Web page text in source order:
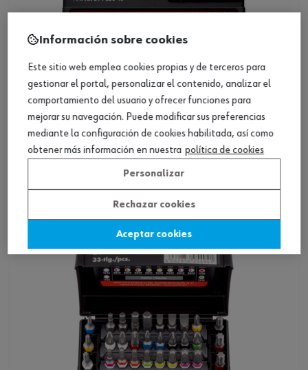
Caja puntas C 6.3 (1/4) 11 pzas., adapt.
puntas
Información sobre cookies
Este sitio web emplea cookies propias y de terceros para
gestionar el portal, personalizar el contenido, analizar el
comportamiento del usuario y ofrecer funciones para
mejorar su navegación. Puede modificar sus preferencias
mediante la configuración de cookies habilitada, así como
obtener más información en nuestra política de cookies
Personalizar
Rechazar cookies
Aceptar cookies